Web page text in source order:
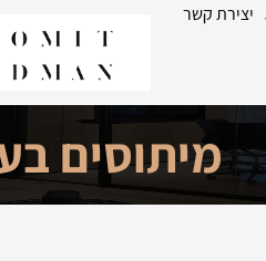
יצירת קשר
מיתוסים